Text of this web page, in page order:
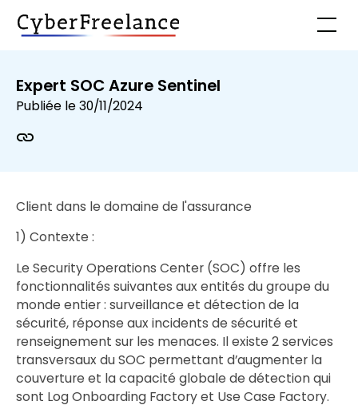
Expert SOC Azure Sentinel
Publiée le30/11/2024
Client dans le domaine de l'assurance
1) Contexte :
Le Security Operations Center (SOC) offre les
fonctionnalités suivantes aux entités du groupe du
monde entier : surveillance et détection de la
sécurité, réponse aux incidents de sécurité et
renseignement sur les menaces. Il existe 2 services
transversaux du SOC permettant d’augmenter la
couverture et la capacité globale de détection qui
sont Log Onboarding Factory et Use Case Factory.